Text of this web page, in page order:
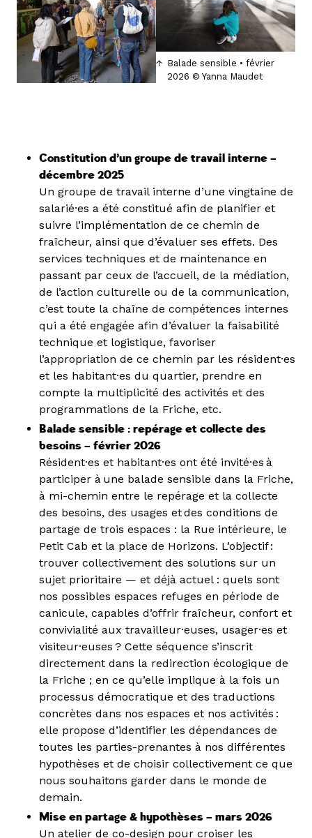
Balade sensible • février
2026 © Yanna Maudet
Constitution d’un groupe de travail interne –
décembre 2025
Un groupe de travail interne d’une vingtaine de
salarié·es a été constitué afin de planifier et
suivre l’implémentation de ce chemin de
fraîcheur, ainsi que d’évaluer ses effets. Des
services techniques et de maintenance en
passant par ceux de l’accueil, de la médiation,
de l’action culturelle ou de la communication,
c’est toute la chaîne de compétences internes
qui a été engagée afin d’évaluer la faisabilité
technique et logistique, favoriser
l’appropriation de ce chemin par les résident·es
et les habitant·es du quartier, prendre en
compte la multiplicité des activités et des
programmations de la Friche, etc.
Balade sensible : repérage et collecte des
besoins – février 2026
Résident·es et habitant·es ont été invité·es à
participer à une balade sensible dans la Friche,
à mi-chemin entre le repérage et la collecte
des besoins, des usages et des conditions de
partage de trois espaces : la Rue intérieure, le
Petit Cab et la place de Horizons. L’objectif :
trouver collectivement des solutions sur un
sujet prioritaire — et déjà actuel : quels sont
nos possibles espaces refuges en période de
canicule, capables d’offrir fraîcheur, confort et
convivialité aux travailleur·euses, usager·es et
visiteur·euses ? Cette séquence s’inscrit
directement dans la redirection écologique de
la Friche ; en ce qu’elle implique à la fois un
processus démocratique et des traductions
concrètes dans nos espaces et nos activités :
elle propose d’identifier les dépendances de
toutes les parties-prenantes à nos différentes
hypothèses et de choisir collectivement ce que
nous souhaitons garder dans le monde de
demain.
Mise en partage & hypothèses – mars 2026
Un atelier de co-design pour croiser les